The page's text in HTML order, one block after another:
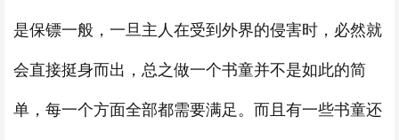
是保镖一般，一旦主人在受到外界的侵害时，必然就
会直接挺身而出，总之做一个书童并不是如此的简
单，每一个方面全部都需要满足。而且有一些书童还